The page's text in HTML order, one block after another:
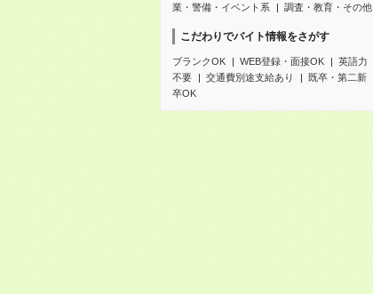
業・警備・イベント系
調査・教育・その他
こだわりでバイト情報をさがす
ブランクOK WEB登録・面接OK
英語力
不要
交通費別途支給あり
既卒・第二新
卒OK